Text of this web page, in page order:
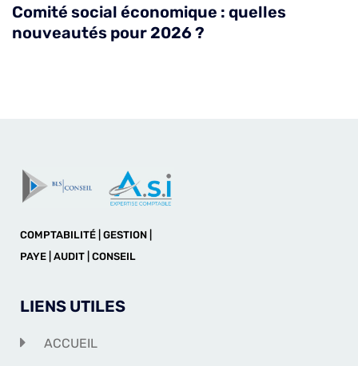
Comité social économique : quelles
nouveautés pour 2026 ?
COMPTABILITÉ | GESTION |
PAYE | AUDIT | CONSEIL
LIENS UTILES
ACCUEIL